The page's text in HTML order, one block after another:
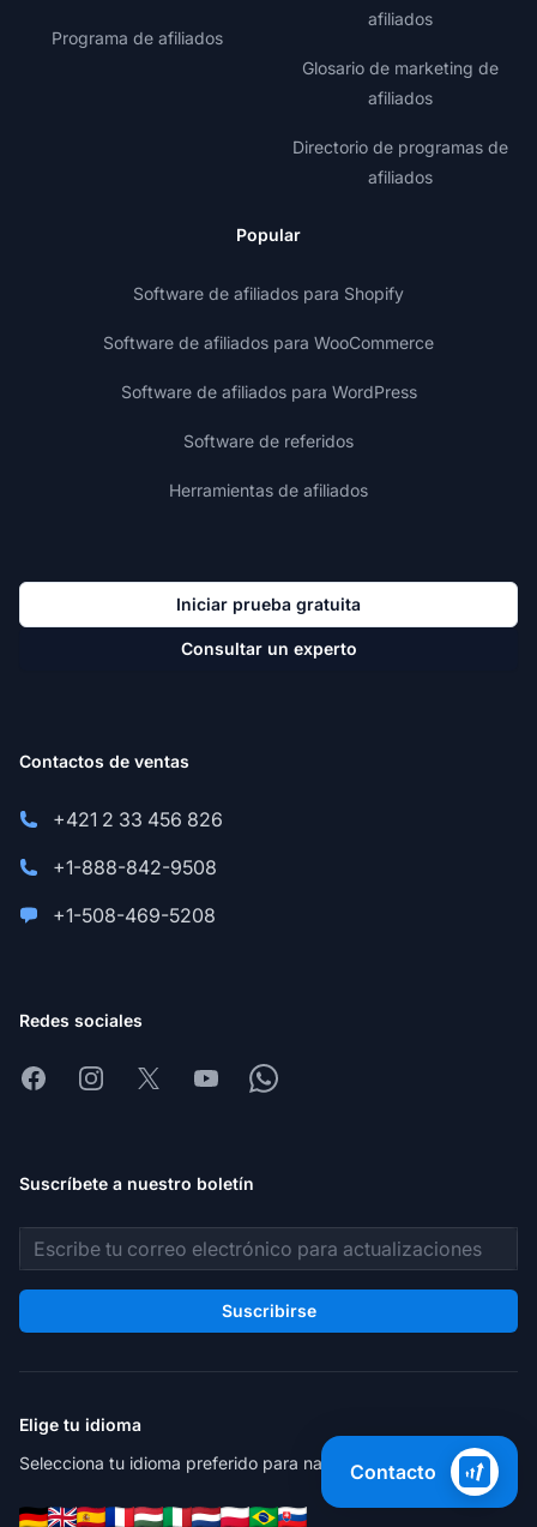
Programa de afiliados
afiliados
Glosario de marketing de
afiliados
Directorio de programas de
afiliados
Popular
Software de afiliados para Shopify
Software de afiliados para WooCommerce
Software de afiliados para WordPress
Software de referidos
Herramientas de afiliados
Iniciar prueba gratuita
Consultar un experto
Contactos de ventas
+421 2 33 456 826
+1-888-842-9508
+1-508-469-5208
Redes sociales
FacebookInstagram
X YoutubeWhatsapp
Suscríbete a nuestro boletín
Dirección de correo electrónico
Suscribirse
Elige tu idioma
Selecciona tu idioma preferido para navegar por el sitio.
Contacto